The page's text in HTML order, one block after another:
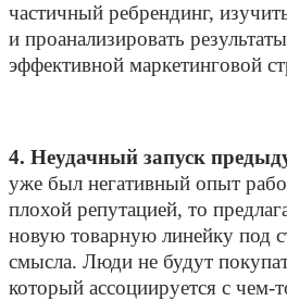
частичный ребрендинг,
и проанализировать
эффективной маркетинговой
4. Неудачный запуск
уже был негативный опыт
плохой репутацией, то
новую товарную линейку под
смысла. Люди не будут
который ассоциируется с чем-